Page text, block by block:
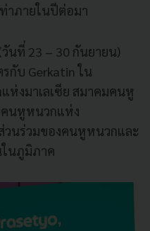
าภายในปีต่อมา
นที่ 23 – 30 กันยายน)
กับ Gerkatin ใน
งมาเลเซีย สมาคมคนหู
คนหูหนวกแห่ง
วนร่วมของคนหูหนวกและ
ในภูมิภาค